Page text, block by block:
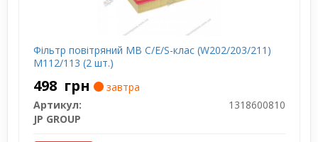
Фільтр повітряний MB C/E/S-клас (W202/203/211)
M112/113 (2 шт.)
498 грн
завтра
Артикул:
1318600810
JP GROUP